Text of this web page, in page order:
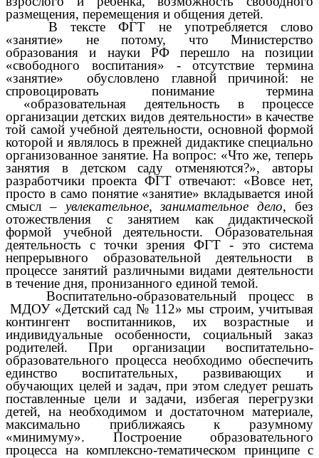
размещения, перемещения и общения детей.
В тексте ФГТ не употребляется слово
«занятие» не потому, что Министерство
образования и науки РФ перешло на позиции
«свободного воспитания» - отсутствие термина
«занятие» обусловлено главной причиной: не
спровоцировать понимание термина
«образовательная деятельность в процессе
организации детских видов деятельности» в качестве
той самой учебной деятельности, основной формой
которой и являлось в прежней дидактике специально
организованное занятие. На вопрос: «Что же, теперь
занятия в детском саду отменяются?», авторы
разработчики проекта ФГТ отвечают: «Вовсе нет,
просто в само понятие «занятие» вкладывается иной
смысл – увлекательное,занимательное дело, без
отожествления с занятием как дидактической
формой учебной деятельности. Образовательная
деятельность с точки зрения ФГТ - это система
непрерывного образовательной деятельности в
процессе занятий различными видами деятельности
в течение дня, пронизанного единой темой.
Воспитательно-образовательный процесс в
МДОУ «Детский сад № 112» мы строим, учитывая
контингент воспитанников, их возрастные и
индивидуальные особенности, социальный заказ
родителей. При организации воспитательно-
образовательного процесса необходимо обеспечить
единство воспитательных, развивающих и
обучающих целей и задач, при этом следует решать
поставленные цели и задачи, избегая перегрузки
детей, на необходимом и достаточном материале,
максимально приближаясь к разумному
«минимуму». Построение образовательного
процесса на комплексно-тематическом принципе с